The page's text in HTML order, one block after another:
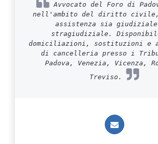
Avvocato del Foro di
nell'ambito del diritto civile,
assistenza sia giudiziale
stragiudiziale.
domiciliazioni, sostituzioni e
di cancelleria presso i
Padova, Venezia, Vicenza,
Treviso.